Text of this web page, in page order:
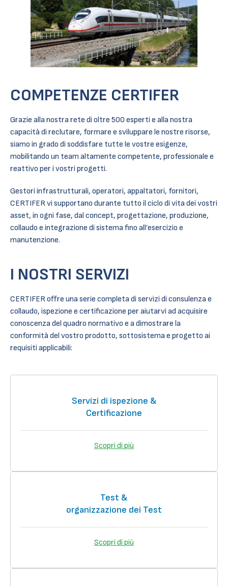
COMPETENZE CERTIFER
Grazie alla nostra rete di oltre 500 esperti e alla nostra
capacità di reclutare, formare e sviluppare le nostre risorse,
siamo in grado di soddisfare tutte le vostre esigenze,
mobilitando un team altamente competente, professionale e
reattivo per i vostri progetti.
Gestori infrastrutturali, operatori, appaltatori, fornitori,
CERTIFER vi supportano durante tutto il ciclo di vita dei vostri
asset, in ogni fase, dal concept, progettazione, produzione,
collaudo e integrazione di sistema fino all’esercizio e
manutenzione.
I NOSTRI SERVIZI
CERTIFER offre una serie completa di servizi di consulenza e
collaudo, ispezione e certificazione per aiutarvi ad acquisire
conoscenza del quadro normativo e a dimostrare la
conformità del vostro prodotto, sottosistema e progetto ai
requisiti applicabili:
Servizi di ispezione &
Certificazione
Scopri di più
Test &
organizzazione dei Test
Scopri di più